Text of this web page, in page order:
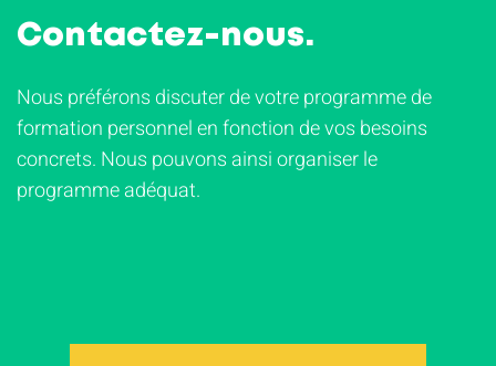
Contactez-nous.
Nous préférons discuter de votre programme de
formation personnel en fonction de vos besoins
concrets. Nous pouvons ainsi organiser le
programme adéquat.